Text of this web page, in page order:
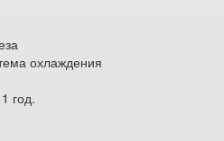
охлаждения
год.